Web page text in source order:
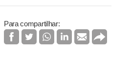
Para compartilhar: